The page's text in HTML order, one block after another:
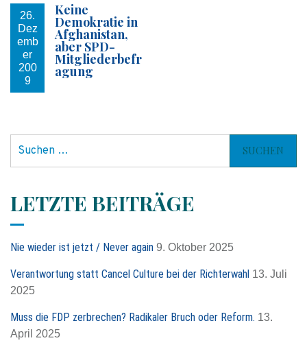
26.
Dez
emb
er
200
9
Keine
Demokratie in
Afghanistan,
aber SPD-
Mitgliederbefr
agung
e
n
n
c
h
LETZTE BEITRÄGE
Nie wieder ist jetzt / Never again 9. Oktober 2025
Verantwortung statt Cancel Culture bei der Richterwahl 13. Juli
2025
Muss die FDP zerbrechen? Radikaler Bruch oder Reform. 13.
April 2025